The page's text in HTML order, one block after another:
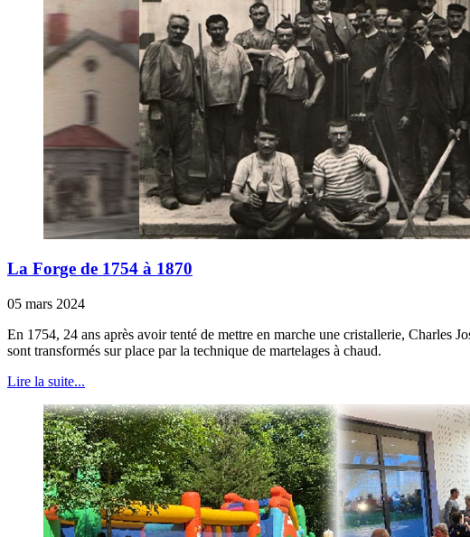
La Forge de 1754 à 1870
05 mars 2024
En 1754, 24 ans après avoir tenté de mettre en marche une cristallerie, Charles
sont transformés sur place par la technique de martelages à chaud.
Lire la suite...